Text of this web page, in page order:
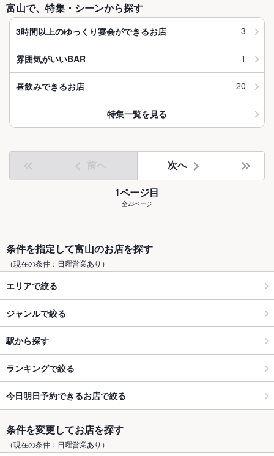
富山で、特集・シーンから探す
3時間以上のゆっくり宴会ができるお店 3
雰囲気がいいBAR 1
昼飲みできるお店 20
特集一覧を見る
前へ 次へ
1ページ目
全23ページ
条件を指定して富山のお店を探す
（現在の条件：日曜営業あり）
エリアで絞る
ジャンルで絞る
駅から探す
ランキングで絞る
今日明日予約できるお店で絞る
条件を変更してお店を探す
（現在の条件：日曜営業あり）